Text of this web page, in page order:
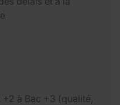
à Bac +3 (qualité,